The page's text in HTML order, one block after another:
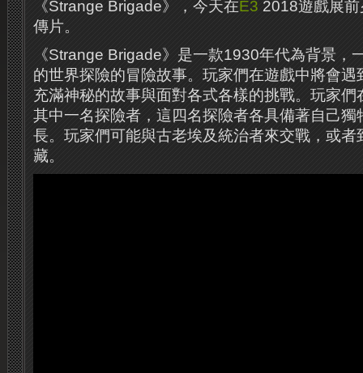
《Strange Brigade》，今天在E3 2018遊戲展
傳片。
《Strange Brigade》是一款1930年代為背景，
的世界探險的冒險故事。玩家們在遊戲中將會
充滿神秘的故事與面對各式各樣的挑戰。玩家
其中一名探險者，這四名探險者各具備著自己獨
長。玩家們可能與古老埃及統治者來交戰，或者
藏。